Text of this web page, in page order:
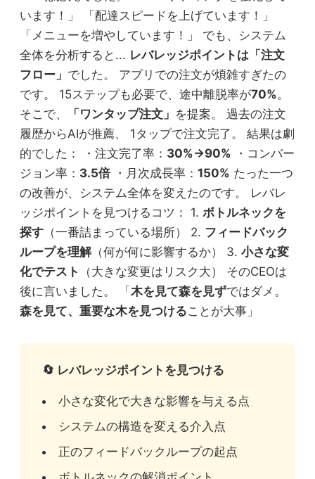
います！」 「配達スピードを上げています！」
「メニューを増やしています！」 でも、システム
全体を分析すると... レバレッジポイントは「注文
フロー」 でした。 アプリでの注文が煩雑すぎたの
です。 15ステップも必要で、途中離脱率が70%。
そこで、
「ワンタップ注文」 を提案。 過去の注文
履歴からAIが推薦、 1タップで注文完了。 結果は劇
的でした： ・注文完了率： 30%→90% ・コンバー
ジョン率： 3.5倍・月次成長率： 150% たった一つ
の改善が、システム全体を変えたのです。 レバレ
ッジポイントを見つけるコツ： 1. ボトルネックを
探す （一番詰まっている場所） 2. フィードバック
ループを理解（何が何に影響するか） 3. 小さな変
化でテスト
（大きな変更はリスク大） そのCEOは
後に言いました。 「 木を見て森を見ずではダメ。
森を見て、重要な木を見つけることが大事」
🔄 レバレッジポイントを見つける
小さな変化で大きな影響を与える点
システムの構造を変える介入点
正のフィードバックループの起点